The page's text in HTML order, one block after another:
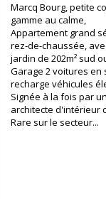
Marcq Bourg, petite
gamme au calme,
Appartement grand
rez-de-chaussée,
jardin de 202m² sud
Garage 2 voitures en
recharge véhicules
Signée à la fois par
architecte d'intérieur
Rare sur le secteur...